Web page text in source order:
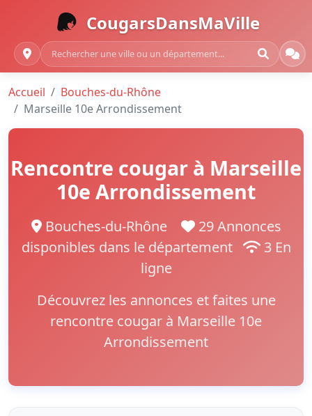
CougarsDansMaVille
Accueil
Bouches-du-Rhône
Marseille 10e Arrondissement
Rencontre cougar à Marseille
10e Arrondissement
Bouches-du-Rhône
29 Annonces
disponibles dans le département
3 En
ligne
Découvrez les annonces et faites une
rencontre cougar à Marseille 10e
Arrondissement